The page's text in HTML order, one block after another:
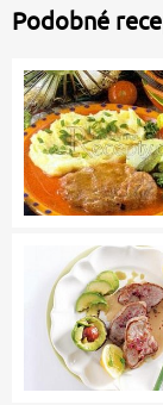
Podobné